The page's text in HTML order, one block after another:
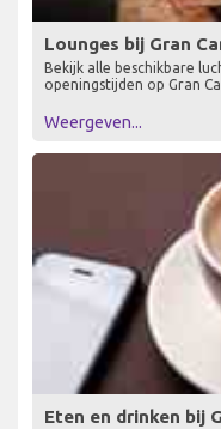
Lounges bij Gran
Bekijk alle beschikbare
openingstijden op Gran
Weergeven...
Eten en drinken bij